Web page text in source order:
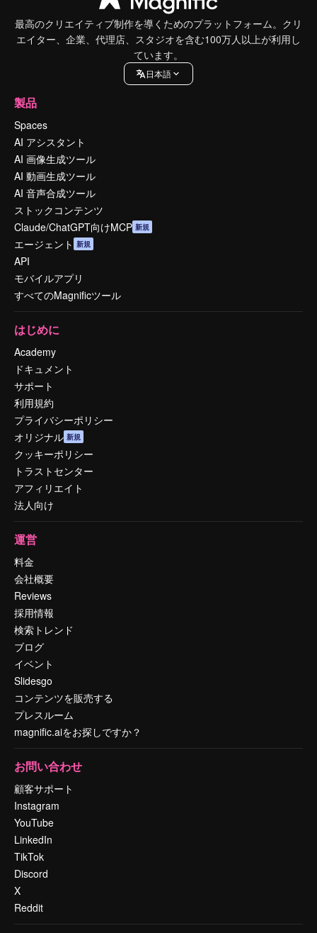
最高のクリエイティブ制作を導くためのプラットフォーム。クリ
エイター、企業、代理店、スタジオを含む100万人以上が利用し
ています。
日本語
製品
Spaces
AI アシスタント
AI 画像生成ツール
AI 動画生成ツール
AI 音声合成ツール
ストックコンテンツ
Claude/ChatGPT向けMCP 新規
エージェント 新規
API
モバイルアプリ
すべてのMagnificツール
はじめに
Academy
ドキュメント
サポート
利用規約
プライバシーポリシー
オリジナル 新規
クッキーポリシー
トラストセンター
アフィリエイト
法人向け
運営
料金
会社概要
Reviews
採用情報
検索トレンド
ブログ
イベント
Slidesgo
コンテンツを販売する
プレスルーム
magnific.aiをお探しですか？
お問い合わせ
顧客サポート
Instagram
YouTube
LinkedIn
TikTok
Discord
X
Reddit